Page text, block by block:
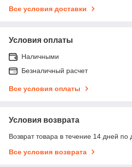
Все условия доставки
Условия оплаты
Наличными
Безналичный расчет
Все условия оплаты
Условия возврата
Возврат товара в течение 14 дней по
Все условия возврата